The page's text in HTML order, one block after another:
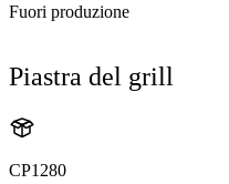
Fuori produzione
Piastra del grill
CP1280